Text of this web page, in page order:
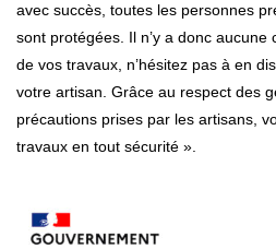
avec succès, toutes les personnes
sont protégées. Il n’y a donc
de vos travaux, n’hésitez pas à en
votre artisan. Grâce au respect des
précautions prises par les artisans,
travaux en tout sécurité ».